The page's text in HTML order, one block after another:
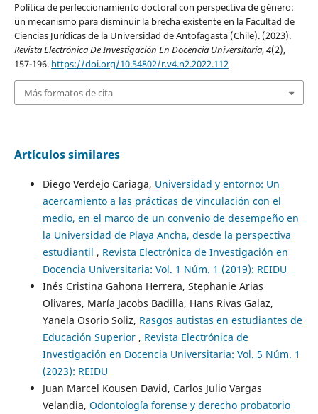
Política de perfeccionamiento doctoral con perspectiva de género:
un mecanismo para disminuir la brecha existente en la Facultad de
Ciencias Jurídicas de la Universidad de Antofagasta (Chile). (2023).
Revista Electrónica De Investigación En Docencia Universitaria,4(2),
157-196. https://doi.org/10.54802/r.v4.n2.2022.112
Más formatos de cita
Artículos similares
Diego Verdejo Cariaga, Universidad y entorno: Un
acercamiento a las prácticas de vinculación con el
medio, en el marco de un convenio de desempeño en
la Universidad de Playa Ancha, desde la perspectiva
estudiantil , Revista Electrónica de Investigación en
Docencia Universitaria: Vol. 1 Núm. 1 (2019): REIDU
Inés Cristina Gahona Herrera, Stephanie Arias
Olivares, María Jacobs Badilla, Hans Rivas Galaz,
Yanela Osorio Soliz, Rasgos autistas en estudiantes de
Educación Superior , Revista Electrónica de
Investigación en Docencia Universitaria: Vol. 5 Núm. 1
(2023): REIDU
Juan Marcel Kousen David, Carlos Julio Vargas
Velandia, Odontología forense y derecho probatorio